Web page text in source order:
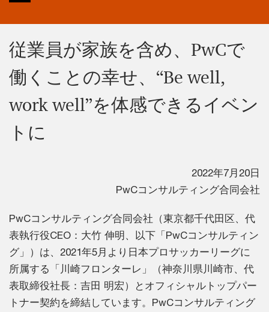
従業員が家族を含め、PwCで
働くことの幸せ、“Be well,
work well”を体感できるイベン
トに
2022年7月20日
PwCコンサルティング合同会社
PwCコンサルティング合同会社（東京都千代田区、代
表執行役CEO：大竹 伸明、以下「PwCコンサルティン
グ」）は、2021年5月より日本プロサッカーリーグに
所属する「川崎フロンターレ」（神奈川県川崎市、代
表取締役社長：吉田 明宏）とオフィシャルトップパー
トナー契約を締結しています。PwCコンサルティング